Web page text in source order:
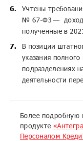
Учтены
№ 67-ФЗ —
полученные в
В позиции
указания
подразделениях
деятельности
Более
продукте
Персоналом